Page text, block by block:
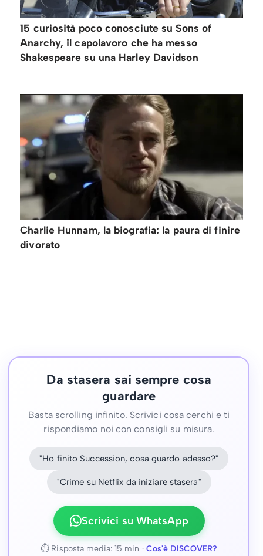
15 curiosità poco conosciute su Sons of
Anarchy, il capolavoro che ha messo
Shakespeare su una Harley Davidson
Charlie Hunnam, la biografia: la paura di finire
divorato
Da stasera sai sempre cosa
guardare
Basta scrolling infinito. Scrivici cosa cerchi e ti
rispondiamo noi con consigli su misura.
"Ho finito Succession, cosa guardo adesso?"
"Crime su Netflix da iniziare stasera"
Scrivici su WhatsApp
⏱ Risposta media: 15 min · Cos'è DISCOVER?